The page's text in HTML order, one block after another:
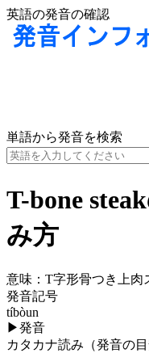
英語の発音の確認
単語から発音を検索
T-bone
み方
意味： T字形骨つき上肉
発音記号
tíbòun
▶発音
カタカナ読み（発音の目